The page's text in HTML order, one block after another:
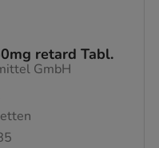
retard Tabl.
GmbH